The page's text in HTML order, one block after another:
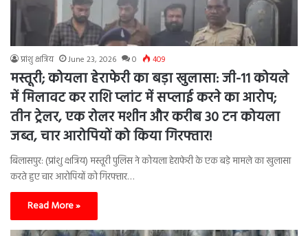
प्रांशु क्षत्रिय June 23, 2026 0 409
मस्तूरी; कोयला हेराफेरी का बड़ा खुलासा: जी-11 कोयले
में मिलावट कर राशि प्लांट में सप्लाई करने का आरोप;
तीन ट्रेलर, एक रोलर मशीन और करीब 30 टन कोयला
जब्त, चार आरोपियों को किया गिरफ्तार!
बिलासपुर: (प्रांशु क्षत्रिय) मस्तूरी पुलिस ने कोयला हेराफेरी के एक बड़े मामले का खुलासा
करते हुए चार आरोपियों को गिरफ्तार…
Read More »